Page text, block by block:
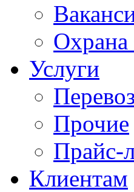
Охрана
Услуги
Прочие
Прайс-
Клиентам